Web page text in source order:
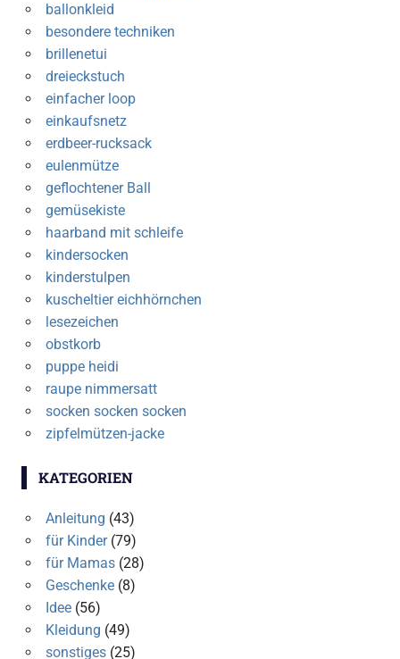
ballonkleid
besondere techniken
brillenetui
dreieckstuch
einfacher loop
einkaufsnetz
erdbeer-rucksack
eulenmütze
geflochtener Ball
gemüsekiste
haarband mit schleife
kindersocken
kinderstulpen
kuscheltier eichhörnchen
lesezeichen
obstkorb
puppe heidi
raupe nimmersatt
socken socken socken
zipfelmützen-jacke
KATEGORIEN
Anleitung (43)
für Kinder(79)
für Mamas(28)
Geschenke(8)
Idee(56)
Kleidung (49)
sonstiges(25)